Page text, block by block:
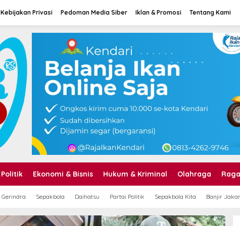
Kebijakan Privasi Pedoman Media Siber Iklan & Promosi Tentang Kami
Politik Ekonomi & Bisnis Hukum & Kriminal Olahraga
Gerindra Sepakbola Daihatsu Partai Politik Sepakbola Kita Banjir